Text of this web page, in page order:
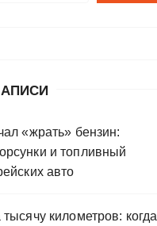
«жрать» бензин:
и топливный
авто
километров: когда